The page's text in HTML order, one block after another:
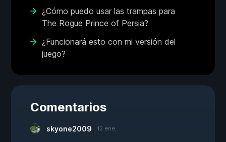
¿Cómo puedo usar las trampas para
The Rogue Prince of Persia?
¿Funcionará esto con mi versión del
juego?
Comentarios
skyone2009 12 ene.